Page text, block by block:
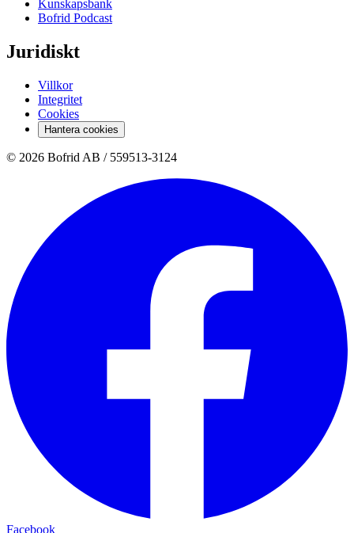
Kunskapsbank
Bofrid Podcast
Juridiskt
Villkor
Integritet
Cookies
Hantera cookies
© 2026 Bofrid AB / 559513-3124
Facebook